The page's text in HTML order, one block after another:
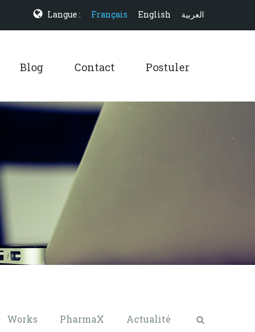
Langue : Français English العربية
Blog Contact Postuler
Works PharmaX Actualité